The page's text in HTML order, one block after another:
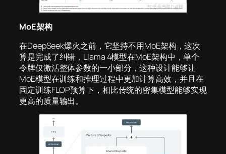
MoE架构
在DeepSeek爆火之前，它坚持不用MoE架构，这次
算是完成了纠错，Llama 4模型在MoE架构中，单个
令牌仅激活整体参数的一小部分，这种设计能够让
MoE模型在训练和推理过程中更加计算高效，并且在
固定训练FLOP预算下，相比传统的密集模型能够实现
更高的质量输出。